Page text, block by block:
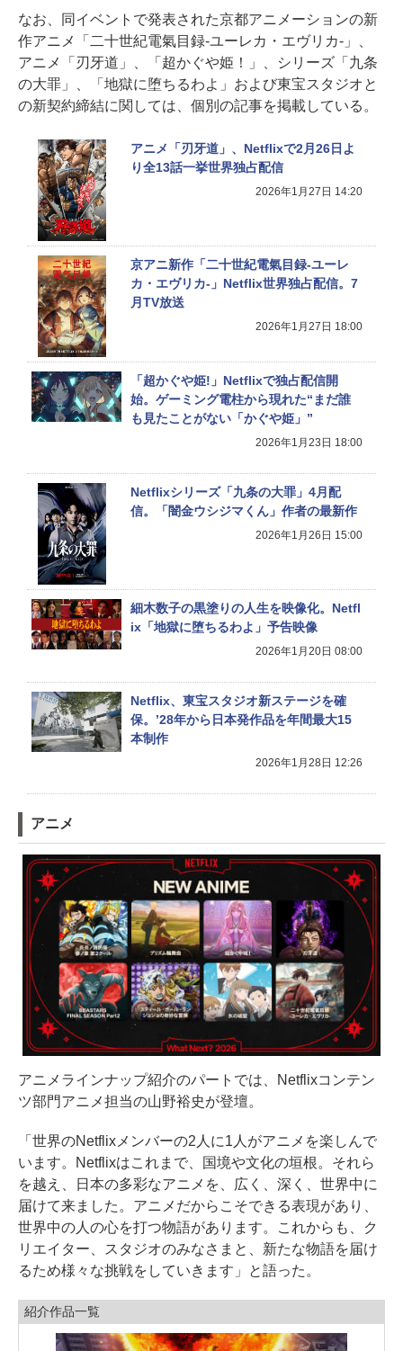
なお、同イベントで発表された京都アニメーションの新
作アニメ「二十世紀電氣目録-ユーレカ・エヴリカ-」、
アニメ「刃牙道」、「超かぐや姫！」、シリーズ「九条
の大罪」、「地獄に堕ちるわよ」および東宝スタジオと
の新契約締結に関しては、個別の記事を掲載している。
アニメ「刃牙道」、Netflixで2月26日よ
り全13話一挙世界独占配信
2026年1月27日 14:20
京アニ新作「二十世紀電氣目録-ユーレ
カ・エヴリカ-」Netflix世界独占配信。7
月TV放送
2026年1月27日 18:00
「超かぐや姫!」Netflixで独占配信開
始。ゲーミング電柱から現れた“まだ誰
も見たことがない「かぐや姫」”
2026年1月23日 18:00
Netflixシリーズ「九条の大罪」4月配
信。「闇金ウシジマくん」作者の最新作
2026年1月26日 15:00
細木数子の黒塗りの人生を映像化。Netfl
ix「地獄に堕ちるわよ」予告映像
2026年1月20日 08:00
Netflix、東宝スタジオ新ステージを確
保。’28年から日本発作品を年間最大15
本制作
2026年1月28日 12:26
アニメ
アニメラインナップ紹介のパートでは、Netflixコンテン
ツ部門アニメ担当の山野裕史が登壇。
「世界のNetflixメンバーの2人に1人がアニメを楽しんで
います。Netflixはこれまで、国境や文化の垣根。それら
を越え、日本の多彩なアニメを、広く、深く、世界中に
届けて来ました。アニメだからこそできる表現があり、
世界中の人の心を打つ物語があります。これからも、ク
リエイター、スタジオのみなさまと、新たな物語を届け
るため様々な挑戦をしていきます」と語った。
紹介作品一覧